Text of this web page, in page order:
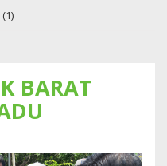
BARAT